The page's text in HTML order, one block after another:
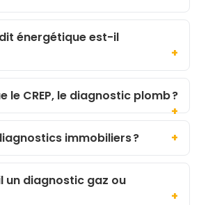
énergétique est-il
le CREP, le diagnostic plomb ?
immobiliers ?
un diagnostic gaz ou